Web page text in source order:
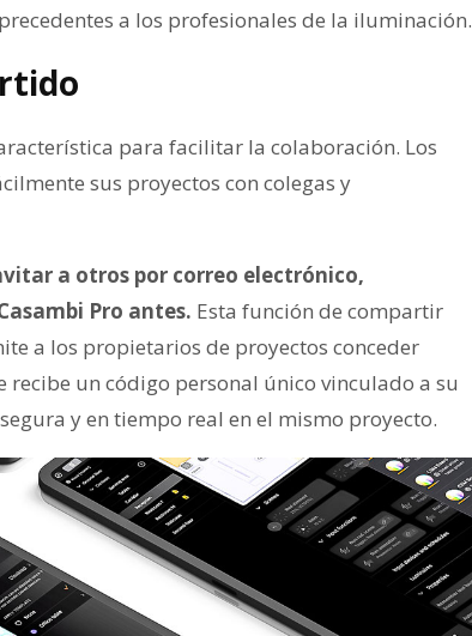
a los profesionales de la iluminación.
para facilitar la colaboración. Los
sus proyectos con colegas y
a otros por correo electrónico,
Pro antes. Esta función de compartir
a los propietarios de proyectos conceder
un código personal único vinculado a su
y en tiempo real en el mismo proyecto.